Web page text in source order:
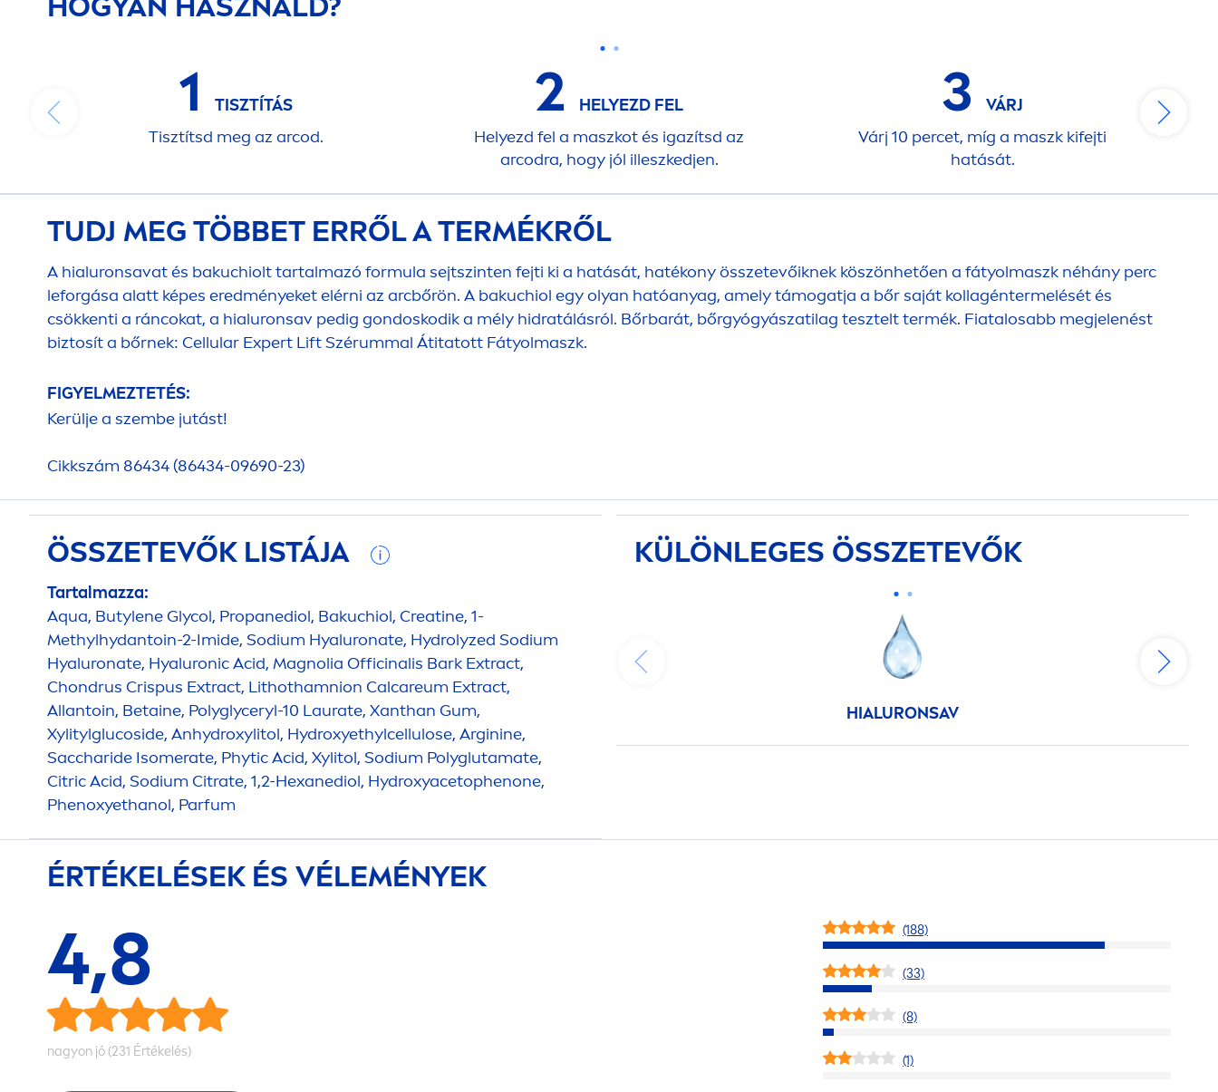
1
TISZTÍTÁS
Tisztítsd meg az arcod.
2
HELYEZD FEL
Helyezd fel a maszkot és igazítsd az
arcodra, hogy jól illeszkedjen.
3
VÁRJ
Várj 10 percet, míg a maszk kifejti
hatását.
TUDJ MEG TÖBBET ERRŐL A TERMÉKRŐL
A hialuronsavat és bakuchiolt tartalmazó formula sejtszinten fejti ki a hatását, hatékony összetevőiknek köszönhetően a fátyolmaszk néhány perc
leforgása alatt képes eredményeket elérni az arcbőrön. A bakuchiol egy olyan hatóanyag, amely támogatja a bőr saját kollagéntermelését és
csökkenti a ráncokat, a hialuronsav pedig gondoskodik a mély hidratálásról. Bőrbarát, bőrgyógyászatilag tesztelt termék. Fiatalosabb megjelenést
biztosít a bőrnek: Cellular Expert Lift Szérummal Átitatott Fátyolmaszk.
FIGYELMEZTETÉS:
Kerülje a szembe jutást!
Cikkszám 86434 (86434-09690-23)
ÖSSZETEVŐK LISTÁJA
Tartalmazza:
Aqua, Butylene Glycol, Propanediol, Bakuchiol, Creatine, 1-
Methylhydantoin-2-Imide, Sodium Hyaluronate, Hydrolyzed Sodium
Hyaluronate, Hyaluronic Acid, Magnolia Officinalis Bark Extract,
Chondrus Crispus Extract, Lithothamnion Calcareum Extract,
Allantoin, Betaine, Polyglyceryl-10 Laurate, Xanthan Gum,
Xylitylglucoside, Anhydroxylitol, Hydroxyethylcellulose, Arginine,
Saccharide Isomerate, Phytic Acid, Xylitol, Sodium Polyglutamate,
Citric Acid, Sodium Citrate, 1,2-Hexanediol, Hydroxyacetophenone,
Phenoxyethanol, Parfum
KÜLÖNLEGES ÖSSZETEVŐK
HIALURONSAV
ÉRTÉKELÉSEK ÉS VÉLEMÉNYEK
4,8
nagyon jó (231 Értékelés)
(188)
(33)
(8)
(1)